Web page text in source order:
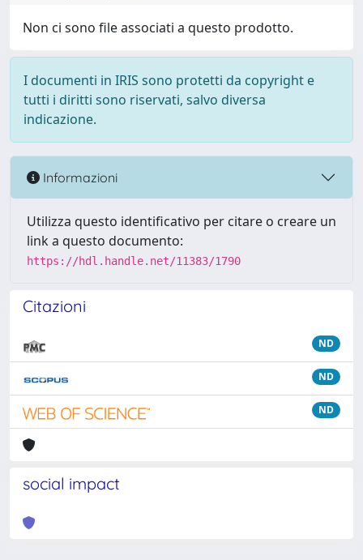
Non ci sono file associati a questo prodotto.
I documenti in IRIS sono protetti da copyright e
tutti i diritti sono riservati, salvo diversa
indicazione.
Informazioni
Utilizza questo identificativo per citare o creare un
link a questo documento:
https://hdl.handle.net/11383/1790
Citazioni
ND
ND
ND
social impact